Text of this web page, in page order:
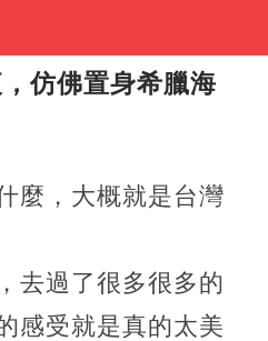
仿佛置身希臘海
麼，大概就是台灣
去過了很多很多的
感受就是真的太美